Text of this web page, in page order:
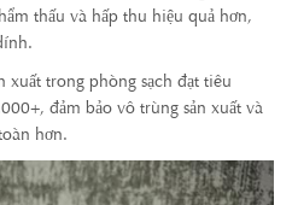
thấu và hấp thu hiệu quả hơn,
xuất trong phòng sạch đạt tiêu
đảm bảo vô trùng sản xuất và
hơn.